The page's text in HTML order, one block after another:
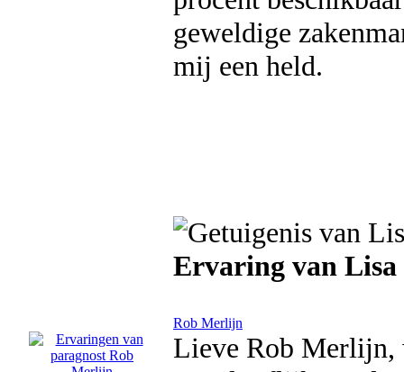
geweldige
mij een held.
Ervaring van Lisa
Rob Merlijn
Lieve Rob Merlijn,